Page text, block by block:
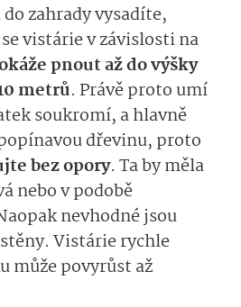
zahrady vysadíte,
vistárie v závislosti na
pnout až do výšky
metrů. Právě proto umí
soukromí, a hlavně
dřevinu, proto
bez opory. Ta by měla
nebo v podobě
nevhodné jsou
Vistárie rychle
může povyrůst až